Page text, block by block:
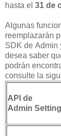
hasta el 31 de
Algunas
reemplazarán
SDK de Admin
desea saber
podrán
consulte la
API de
Admin